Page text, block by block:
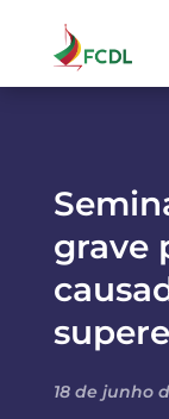
grave
18 de junho